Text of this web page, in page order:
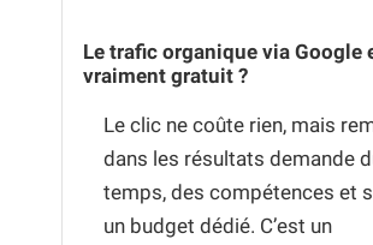
Le trafic organique via Google
vraiment gratuit ?
Le clic ne coûte rien, mais
dans les résultats demande
temps, des compétences et
un budget dédié. C’est un